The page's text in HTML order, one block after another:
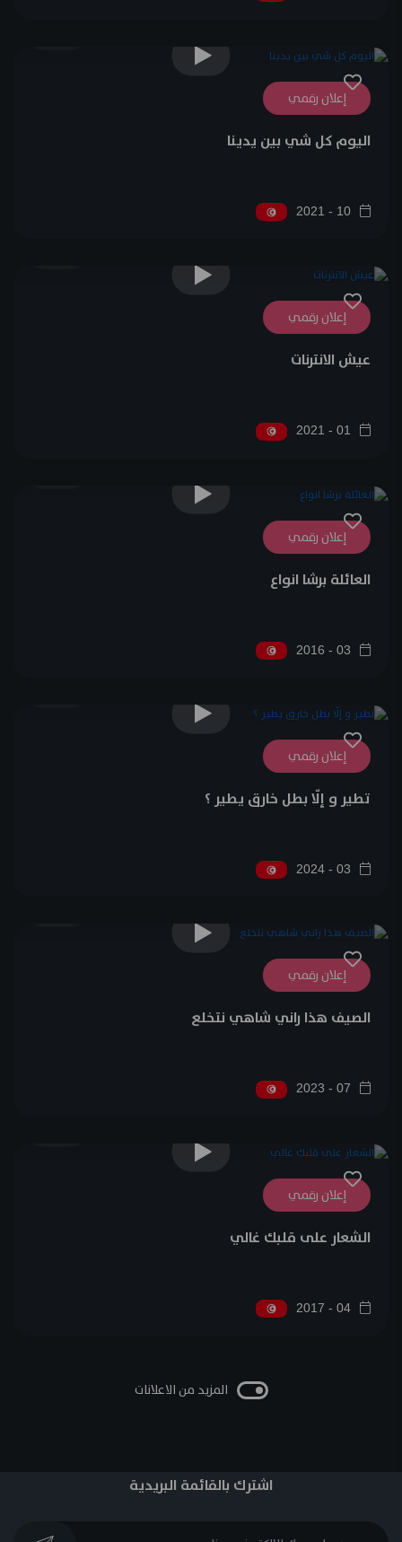
إعلان رقمي
اليوم كل شي بين يدينا
10 - 2021
إعلان رقمي
عيش الانترنات
01 - 2021
إعلان رقمي
العائلة برشا انواع
03 - 2016
إعلان رقمي
تطير و إلّا بطل خارق يطير ؟
03 - 2024
إعلان رقمي
الصيف هذا راني شاهي نتخلع
07 - 2023
إعلان رقمي
الشعار على قلبك غالي
04 - 2017
المزيد من الاعلانات
اشترك بالقائمة البريدية